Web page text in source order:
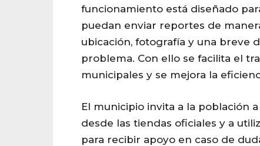
funcionamiento está diseñado
puedan enviar reportes de
ubicación, fotografía y una breve
problema. Con ello se facilita el
municipales y se mejora la
El municipio invita a la población
desde las tiendas oficiales y a
para recibir apoyo en caso de